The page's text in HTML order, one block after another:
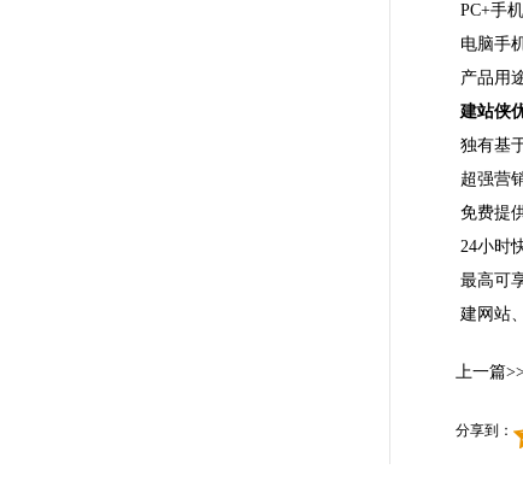
PC+手
电脑手
产品用
建站侠
独有基
超强营
免费提
24小时
最高可
建网站
上一篇
分享到：